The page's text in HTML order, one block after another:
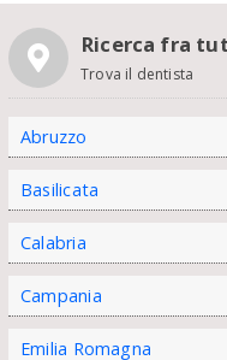
Ricerca fra
Trova il dentista
Abruzzo
Basilicata
Calabria
Campania
Emilia Romagna